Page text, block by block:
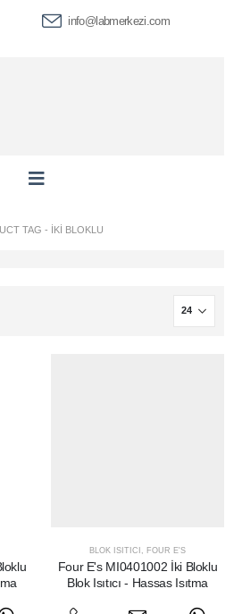
info@labmerkezi.com
TAG - IKI BLOKLU
BLOK ISITICI FOUR E'S
Four E's MI0401002 İki Bloklu
Blok Isıtıcı - Hassas Isıtma